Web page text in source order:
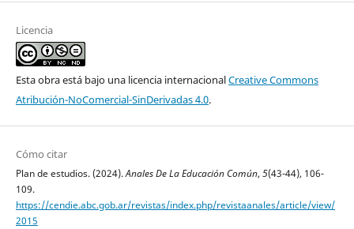
Licencia
Esta obra está bajo una licencia internacionalCreative Commons
Atribución-NoComercial-SinDerivadas 4.0.
Cómo citar
Plan de estudios. (2024).Anales De La Educación Común, 5(43-44), 106-
109.
https://cendie.abc.gob.ar/revistas/index.php/revistaanales/article/view/
2015